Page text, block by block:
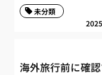
未分類
海外旅行前に確